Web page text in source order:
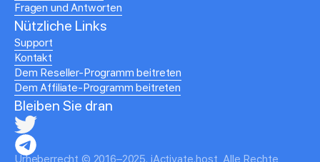
Fragen und Antworten
Nützliche Links
Support
Kontakt
Dem Reseller-Programm beitreten
Dem Affiliate-Programm beitreten
Bleiben Sie dran
Urheberrecht © 2016–2025. iActivate.host, Alle Rechte